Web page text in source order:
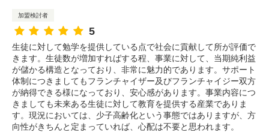
加盟検討者
5
生徒に対して勉学を提供している点で社会に貢献して所が評価で
きます。生徒数が増加すればする程、事業に対して、当期純利益
が儲かる構造となっており、非常に魅力的であります。サポート
体制につきましてもフランチャイザー及びフランチャイジー双方
が納得できる様になっており、安心感があります。事業内容につ
きましても未来ある生徒に対して教育を提供する産業でありま
す。現況においては、少子高齢化という事態ではありますが、方
向性がきちんと定まっていれば、心配は不要と思われます。